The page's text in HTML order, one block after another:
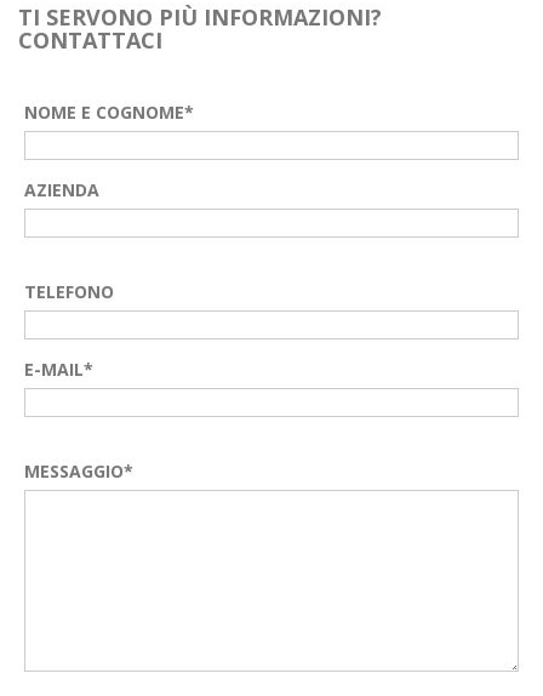
TI SERVONO PIÙ INFORMAZIONI?
CONTATTACI
NOME E COGNOME*
AZIENDA
TELEFONO
E-MAIL*
MESSAGGIO*